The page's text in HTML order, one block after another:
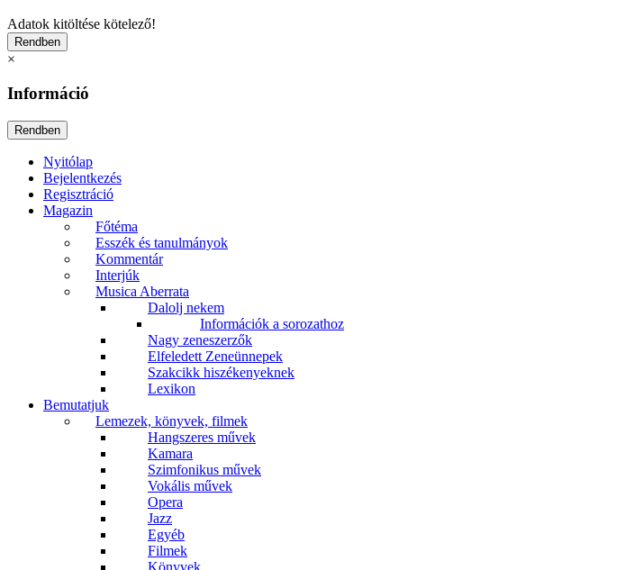
Adatok kitöltése kötelező!
×
Információ
Nyitólap
Bejelentkezés
Regisztráció
Magazin
Főtéma
Esszék és tanulmányok
Kommentár
Interjúk
Musica Aberrata
Dalolj nekem
Információk a sorozathoz
Nagy zeneszerzők
Elfeledett Zeneünnepek
Szakcikk hiszékenyeknek
Lexikon
Bemutatjuk
Lemezek, könyvek, filmek
Hangszeres művek
Kamara
Szimfonikus művek
Vokális művek
Opera
Jazz
Egyéb
Filmek